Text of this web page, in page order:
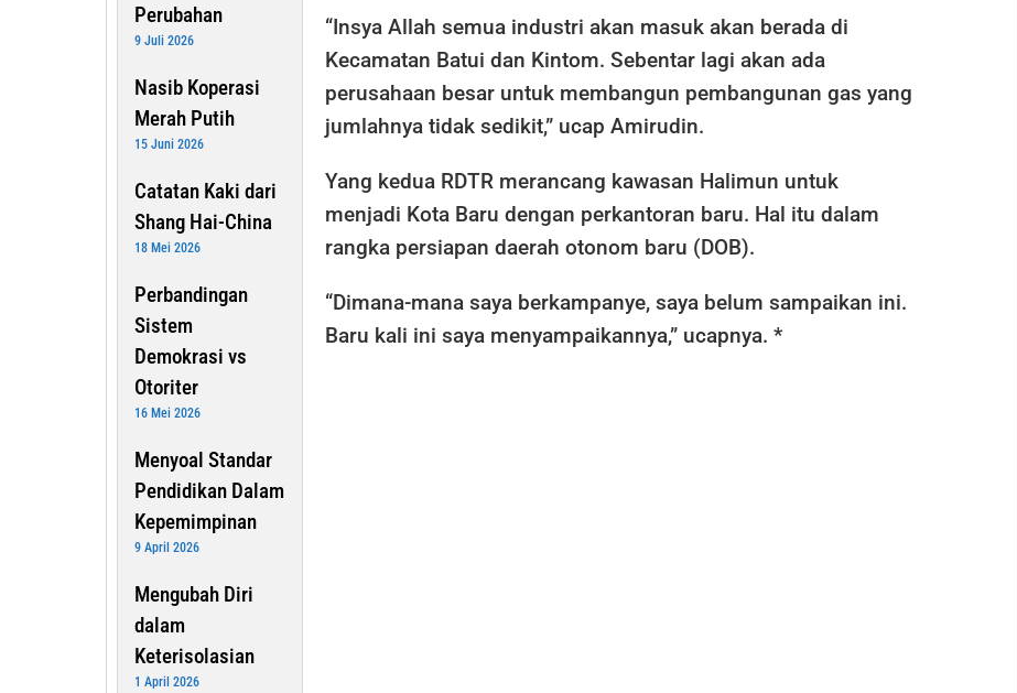
Perubahan
9 Juli 2026
Nasib Koperasi
Merah Putih
15 Juni 2026
Catatan Kaki dari
Shang Hai-China
18 Mei 2026
Perbandingan
Sistem
Demokrasi vs
Otoriter
16 Mei 2026
Menyoal Standar
Pendidikan Dalam
Kepemimpinan
9 April 2026
Mengubah Diri
dalam
Keterisolasian
1 April 2026
“Insya Allah semua industri akan masuk akan berada di
Kecamatan Batui dan Kintom. Sebentar lagi akan ada
perusahaan besar untuk membangun pembangunan gas yang
jumlahnya tidak sedikit,” ucap Amirudin.
Yang kedua RDTR merancang kawasan Halimun untuk
menjadi Kota Baru dengan perkantoran baru. Hal itu dalam
rangka persiapan daerah otonom baru (DOB).
“Dimana-mana saya berkampanye, saya belum sampaikan ini.
Baru kali ini saya menyampaikannya,” ucapnya. *